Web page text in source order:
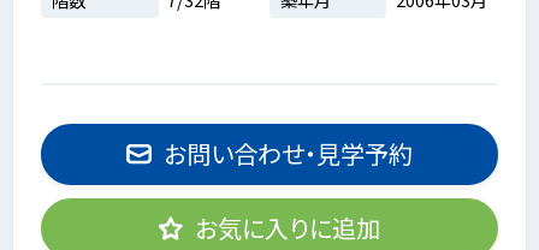
お問い合わせ・見学予約
お気に入りに追加